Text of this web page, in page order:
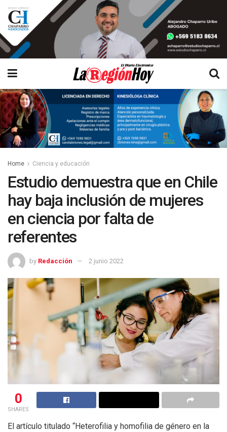
Home Ciencia y educación
Estudio demuestra que en Chile
hay baja inclusión de mujeres
en ciencia por falta de
referentes
by Redacción 2 junio 2022
0
SHARES
El artículo titulado “Heterofilia y homofilia de género en la